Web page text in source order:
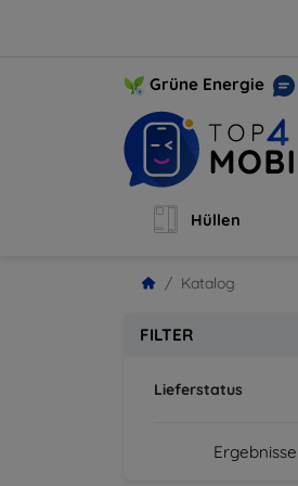
Grüne Energie
Hüllen
Katalog
FILTER
Lieferstatus
Ergebnisse